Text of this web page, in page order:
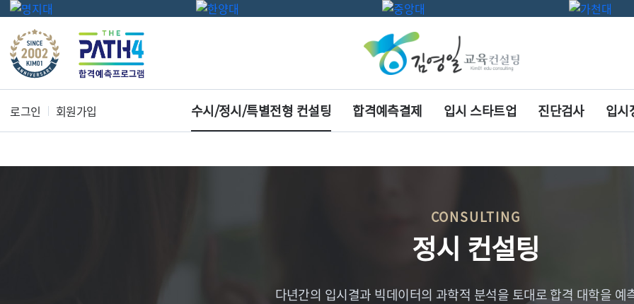
로그인 회원가입 수시/정시/특별전형 컨설팅 합격예측결제 입시 스타트업 진단검사 입시
CONSULTING
정시 컨설팅
다년간의 입시결과 빅데이터의 과학적 분석을 토대로 합격 대학을 예